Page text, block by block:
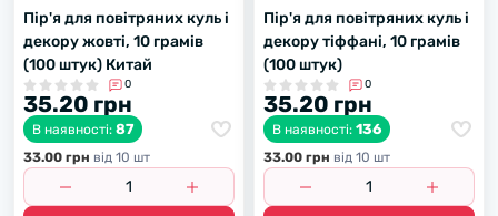
Пір'я для повітряних куль і
декору жовті, 10 грамів
(100 штук) Китай
0
35.20 грн
В наявності: 87
33.00 грн вiд 10 шт
Пір'я для повітряних куль і
декору тіффані, 10 грамів
(100 штук)
0
35.20 грн
В наявності: 136
33.00 грн вiд 10 шт